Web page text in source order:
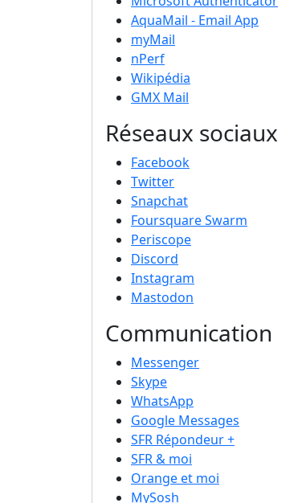
AquaMail - Email App
myMail
nPerf
Wikipédia
GMX Mail
Réseaux sociaux
Facebook
Twitter
Snapchat
Foursquare Swarm
Periscope
Discord
Instagram
Mastodon
Communication
Messenger
Skype
WhatsApp
Google Messages
SFR Répondeur +
SFR & moi
Orange et moi
MySosh